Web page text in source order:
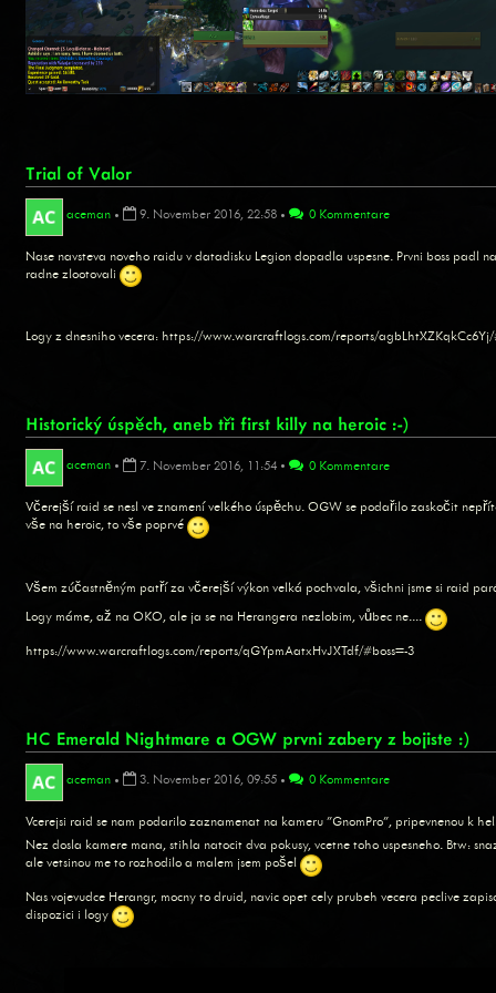
Trial of Valor
aceman • 9. November 2016, 22:58 • 0 Kommentare
Nase navsteva noveho raidu v datadisku Legion dopadla uspesne. Prvni boss padl
radne zlootovali
Logy z dnesniho vecera: https://www.warcraftlogs.com/reports/agbLhtXZKqkCc6Yj/
Historický úspěch, aneb tři first killy na heroic :-)
aceman • 7. November 2016, 11:54 • 0 Kommentare
Včerejší raid se nesl ve znamení velkého úspěchu. OGW se podařilo zaskočit
vše na heroic, to vše poprvé
Všem zúčastněným patří za včerejší výkon velká pochvala, všichni jsme si raid
Logy máme, až na OKO, ale ja se na Herangera nezlobim, vůbec ne....
https://www.warcraftlogs.com/reports/qGYpmAatxHvJXTdf/#boss=-3
HC Emerald Nightmare a OGW prvni zabery z bojiste :)
aceman • 3. November 2016, 09:55 • 0 Kommentare
Vcerejsi raid se nam podarilo zaznamenat na kameru "GnomPro", pripevnenou k
Nez dosla kamere mana, stihla natocit dva pokusy, vcetne toho uspesneho. Btw:
ale vetsinou me to rozhodilo a malem jsem pošel
Nas vojevudce Herangr, mocny to druid, navic opet cely prubeh vecera peclive
dispozici i logy